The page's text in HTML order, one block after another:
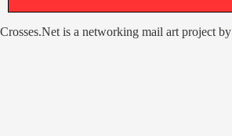
Crosses.Net is a networking mail art project by